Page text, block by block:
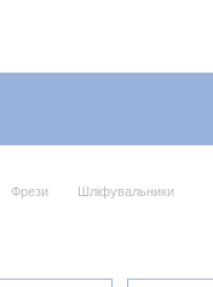
Фрези Шліфувальники